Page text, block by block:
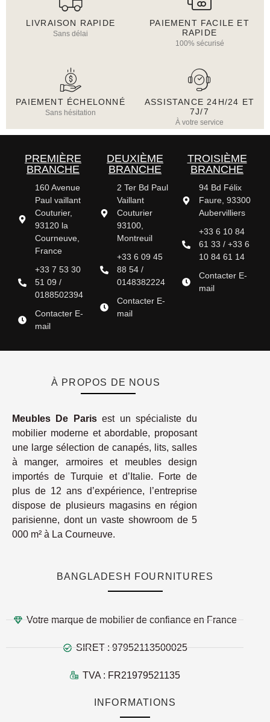
LIVRAISON RAPIDE
Sans délai
PAIEMENT FACILE ET
RAPIDE
100% sécurisé
PAIEMENT ÉCHELONNÉ
Sans hésitation
ASSISTANCE 24H/24 ET
7J/7
À votre service
PREMIÈRE
BRANCHE
160 Avenue
Paul vaillant
Couturier,
93120 la
Courneuve,
France
+33 7 53 30
51 09 /
0188502394
Contacter E-
mail
DEUXIÈME
BRANCHE
2 Ter Bd Paul
Vaillant
Couturier
93100,
Montreuil
+33 6 09 45
88 54 /
0148382224
Contacter E-
mail
TROISIÈME
BRANCHE
94 Bd Félix
Faure, 93300
Aubervilliers
+33 6 10 84
61 33 / +33 6
10 84 61 14
Contacter E-
mail
À PROPOS DE NOUS
Meubles De Parisest un spécialiste du
mobilier moderne et abordable, proposant
une large sélection de canapés, lits, salles
à manger, armoires et meubles design
importés de Turquie et d’Italie. Forte de
plus de 12 ans d’expérience, l’entreprise
dispose de plusieurs magasins en région
parisienne, dont un vaste showroom de 5
000 m² à La Courneuve.
BANGLADESH FOURNITURES
Votre marque de mobilier de confiance en France
SIRET : 97952113500025
TVA : FR21979521135
INFORMATIONS